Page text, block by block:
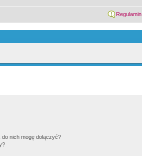
Regulamin
nich mogę dołączyć?